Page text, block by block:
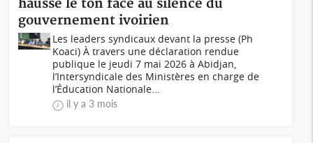
hausse le ton face au silence du
gouvernement ivoirien
Les leaders syndicaux devant la presse (Ph
Koaci) À travers une déclaration rendue
publique le jeudi 7 mai 2026 à Abidjan,
l’Intersyndicale des Ministères en charge de
l’Éducation Nationale...
il y a 3 mois